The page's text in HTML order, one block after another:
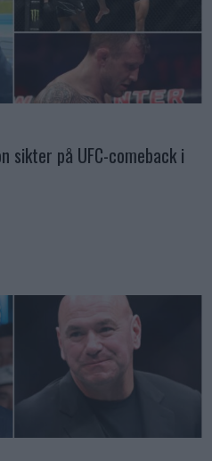
sikter på UFC-comeback i